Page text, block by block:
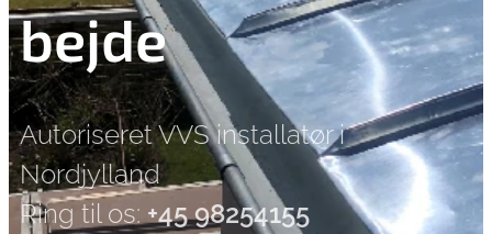
bejde
Autoriseret VVS installatør i
Nordjylland
Ring til os: +45 98254155